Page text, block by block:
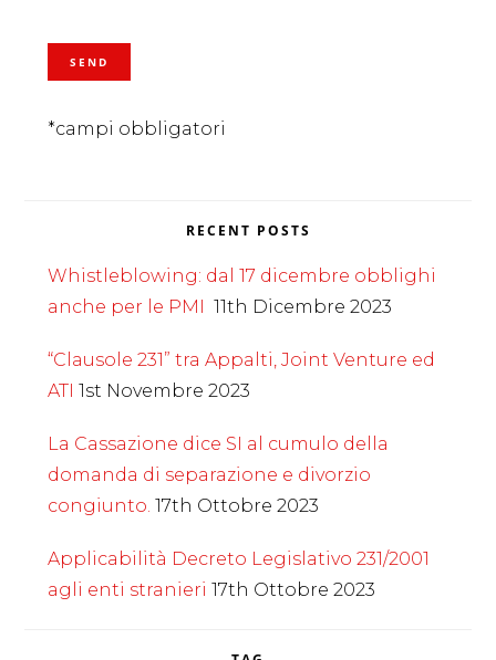
*campi obbligatori
RECENT POSTS
Whistleblowing: dal 17 dicembre obblighi
anche per le PMI
11th Dicembre 2023
“Clausole 231” tra Appalti, Joint Venture ed
ATI 1st Novembre 2023
La Cassazione dice SI al cumulo della
domanda di separazione e divorzio
congiunto. 17th Ottobre 2023
Applicabilità Decreto Legislativo 231/2001
agli enti stranieri 17th Ottobre 2023